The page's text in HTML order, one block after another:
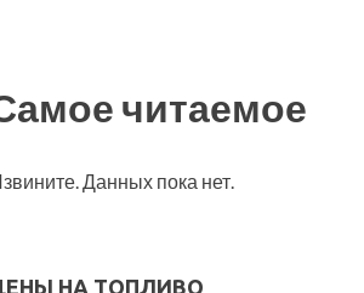
читаемое
Данных пока нет.
НА ТОПЛИВО